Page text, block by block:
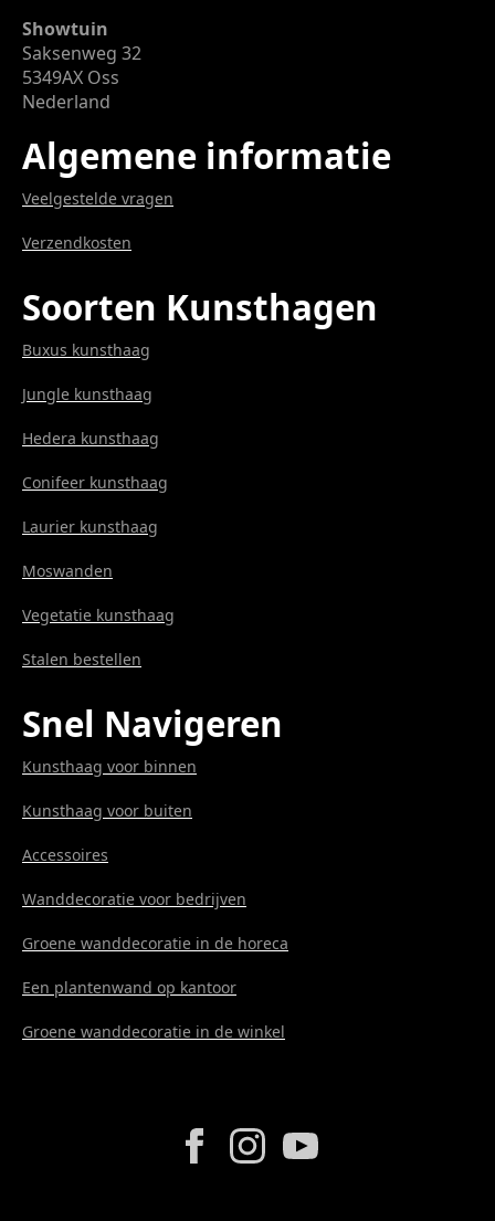
Showtuin
Saksenweg 32
5349AX Oss
Nederland
Algemene informatie
Veelgestelde vragen
Verzendkosten
Soorten Kunsthagen
Buxus kunsthaag
Jungle kunsthaag
Hedera kunsthaag
Conifeer kunsthaag
Laurier kunsthaag
Moswanden
Vegetatie kunsthaag
Stalen bestellen
Snel Navigeren
Kunsthaag voor binnen
Kunsthaag voor buiten
Accessoires
Wanddecoratie voor bedrijven
Groene wanddecoratie in de horeca
Een plantenwand op kantoor
Groene wanddecoratie in de winkel